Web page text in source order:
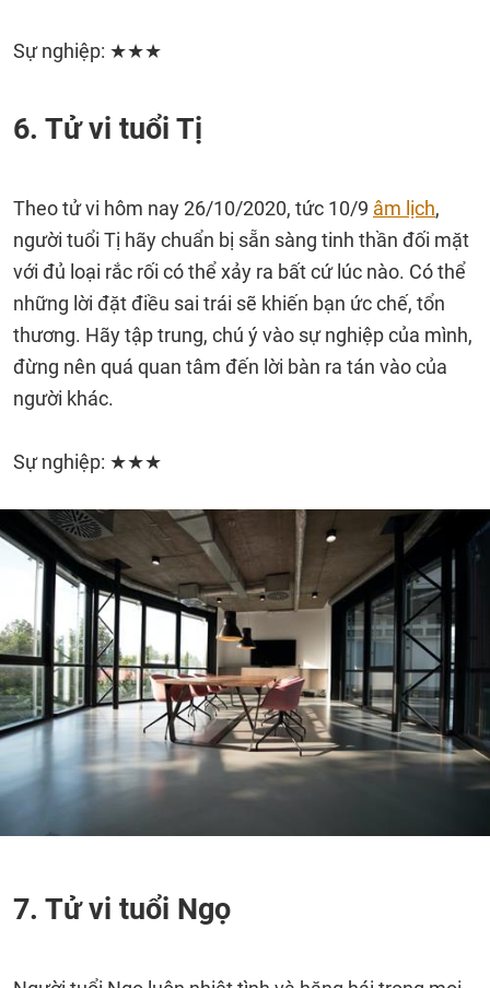
Sự nghiệp: ★★★
6. Tử vi tuổi Tị
Theo tử vi hôm nay 26/10/2020, tức 10/9 âm lịch,
người tuổi Tị hãy chuẩn bị sẵn sàng tinh thần đối mặt
với đủ loại rắc rối có thể xảy ra bất cứ lúc nào. Có thể
những lời đặt điều sai trái sẽ khiến bạn ức chế, tổn
thương. Hãy tập trung, chú ý vào sự nghiệp của mình,
đừng nên quá quan tâm đến lời bàn ra tán vào của
người khác.
Sự nghiệp: ★★★
7. Tử vi tuổi Ngọ